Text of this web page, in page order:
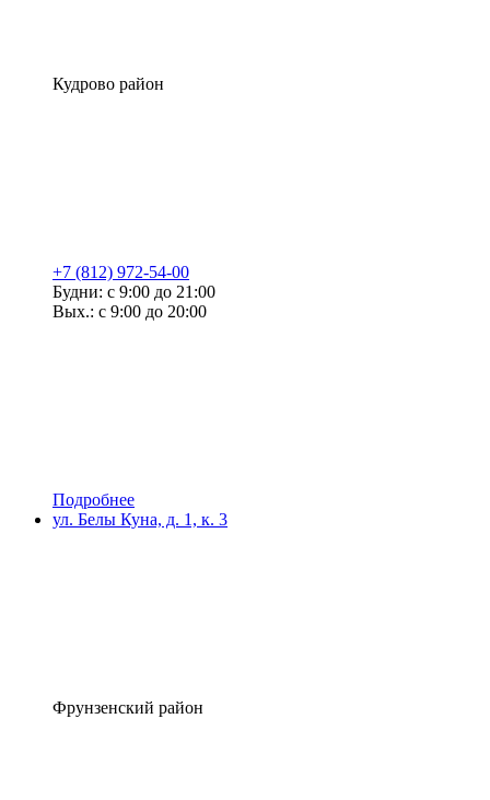
Кудрово район
+7 (812) 972-54-00
Будни: с 9:00 до 21:00
Вых.: с 9:00 до 20:00
Подробнее
ул. Белы Куна, д. 1, к. 3
Фрунзенский район